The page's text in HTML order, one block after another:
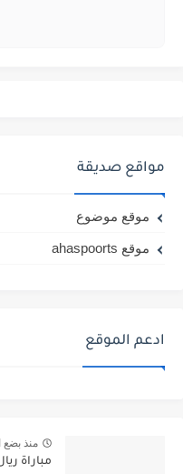
مواقع صديقة
موقع موضوع
موقع ahaspoorts
ادعم الموقع
منذ بضع